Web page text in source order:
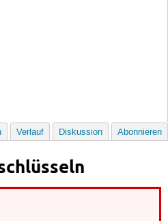
Verlauf Diskussion Abonnieren